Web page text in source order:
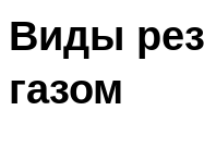
Виды
газом